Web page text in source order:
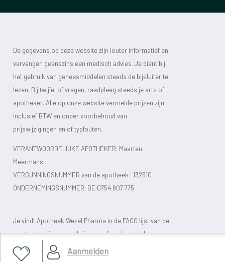
Aanmelden
De gegevens op deze website zijn louter informatief en
vervangen geenszins een medisch advies. Je dient bij
het gebruik van geneesmiddelen steeds de bijsluiter te
lezen. Bij twijfel of vragen, raadpleeg steeds je arts of
apotheker. Alle op onze website vermelde prijzen zijn
inclusief BTW en onder voorbehoud van
prijswijzigingen en of typfouten.
VERANTWOORDELIJKE APOTHEKER: Maarten
Meermans
VERGUNNINGSNUMMER van de apotheek : 132510
ONDERNEMINGSNUMMER: BE 0754 807 775
Je vindt Apotheek Wezel Pharma in de FAGG lijst van de
apotheken die vergund zijn.www.fagg.be, dat de
wettelijkheid van de Belgische (online) apotheken moet
controleren.